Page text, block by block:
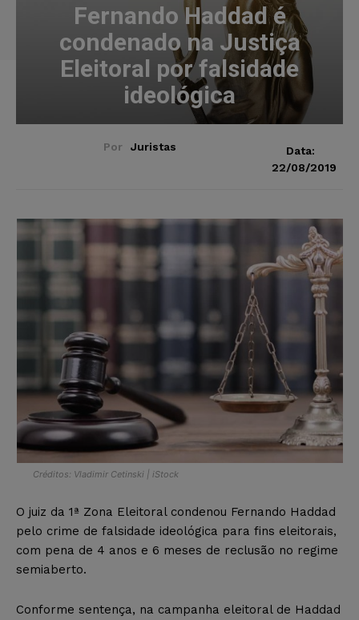
Fernando Haddad é
condenado na Justiça
Eleitoral por falsidade
ideológica
Por Juristas
Data:
22/08/2019
Créditos: Vladimir Cetinski | iStock
O juiz da 1ª Zona Eleitoral condenou Fernando Haddad
pelo crime de falsidade ideológica para fins eleitorais,
com pena de 4 anos e 6 meses de reclusão no regime
semiaberto.
Conforme sentença, na campanha eleitoral de Haddad